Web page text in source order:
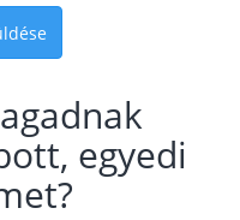
egyedi